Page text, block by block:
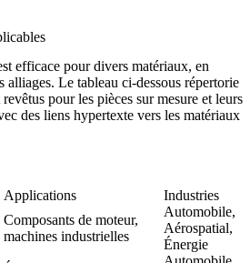
efficace pour divers matériaux, en
alliages. Le tableau ci-dessous répertorie
pour les pièces sur mesure et leurs
des liens hypertexte vers les matériaux
Applications Industries
Composants de moteur,
machines industrielles
Automobile,
Aérospatial,
Énergie